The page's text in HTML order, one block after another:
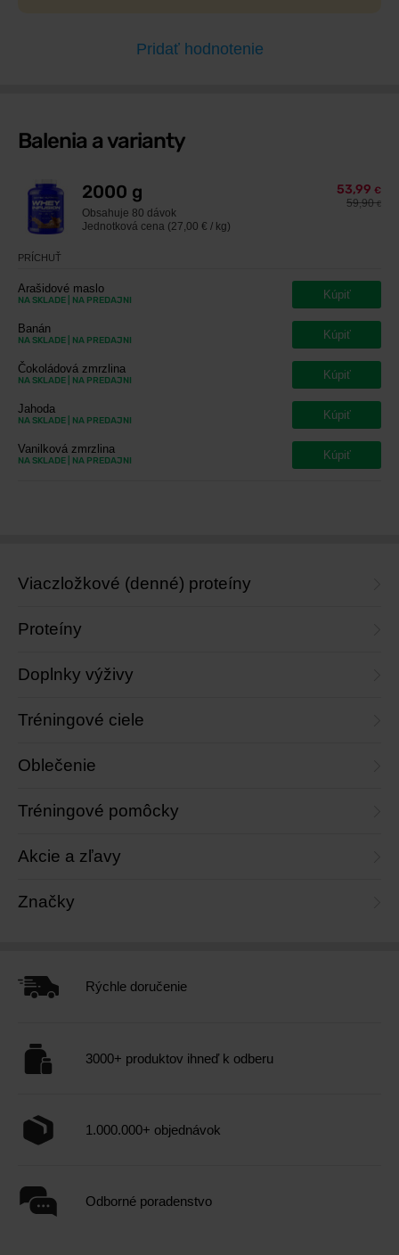
Pridať hodnotenie
Balenia a varianty
2000 g
Obsahuje 80 dávok
Jednotková cena (27,00 € / kg)
53,99 €
59,90€
PRÍCHUŤ
Arašidové maslo
NA SKLADE | NA PREDAJNI Kúpiť
Banán
NA SKLADE | NA PREDAJNI Kúpiť
Čokoládová zmrzlina
NA SKLADE | NA PREDAJNI Kúpiť
Jahoda
NA SKLADE | NA PREDAJNI Kúpiť
Vanilková zmrzlina
NA SKLADE | NA PREDAJNI Kúpiť
Viaczložkové (denné) proteíny
Proteíny
Doplnky výživy
Tréningové ciele
Oblečenie
Tréningové pomôcky
Akcie a zľavy
Značky
Rýchle doručenie
3000+ produktov ihneď k odberu
1.000.000+ objednávok
Odborné poradenstvo